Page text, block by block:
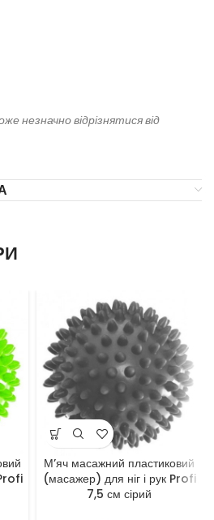
незначно відрізнятися від
М’яч масажний пластиковий
(масажер) для ніг і рук Profi
7,5 см сірий